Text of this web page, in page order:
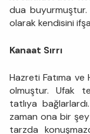
dua buyurmuştur.
olarak kendisini
Kanaat Sırrı
Hazreti Fatıma
olmuştur. Ufak
tatlıya
zaman ona bir
tarzda